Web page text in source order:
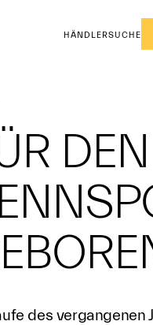
HÄNDLERSUCHE
DEN
des vergangenen